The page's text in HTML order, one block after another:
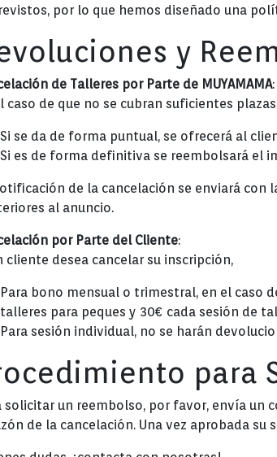
por lo que hemos diseñado una
y
de Talleres por Parte de MUYAMAMA:
caso de que no se cubran suficientes
Si se da de forma puntual, se ofrecerá al
Si es de forma definitiva se reembolsará el
de la cancelación se enviará
al anuncio.
por Parte del Cliente:
cliente desea cancelar su inscripción,
Para bono mensual o trimestral, en el caso
talleres para peques y 30€ cada sesión de
Para sesión individual, no se harán
para
solicitar un reembolso, por favor, envía un
de la cancelación. Una vez aprobada